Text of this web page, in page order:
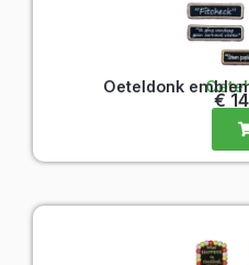
Oeteldonk
€